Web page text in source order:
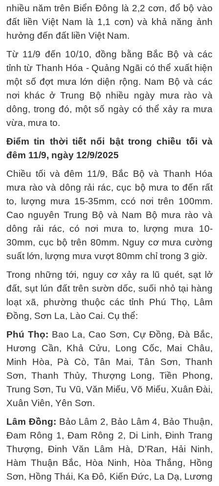
nhiều năm trên Biển Đông là 2,2 cơn, đổ bộ vào
đất liền Việt Nam là 1,1 cơn) và khả năng ảnh
hưởng đến đất liền Việt Nam.
Từ 11/9 đến 10/10, đồng bằng Bắc Bộ và các
tỉnh từ Thanh Hóa - Quảng Ngãi có thể xuất hiện
một số đợt mưa lớn diện rộng. Nam Bộ và các
nơi khác ở Trung Bộ nhiều ngày mưa rào và
dông, trong đó, một số ngày có thể xảy ra mưa
vừa, mưa to.
Điểm tin thời tiết nổi bật trong chiều tối và
đêm 11/9, ngày 12/9/2025
Chiều tối và đêm 11/9, Bắc Bộ và Thanh Hóa
mưa rào và dông rải rác, cục bộ mưa to đến rất
to, lượng mưa 15-35mm, ccó nơi trên 100mm.
Cao nguyên Trung Bộ và Nam Bộ mưa rào và
dông rải rác, có nơi mưa to, lượng mưa 10-
30mm, cục bộ trên 80mm. Nguy cơ mưa cường
suất lớn, lượng mưa vượt 80mm chỉ trong 3 giờ.
Trong những tới, nguy cơ xảy ra lũ quét, sạt lở
đất, sụt lún đất trên sườn dốc, suối nhỏ tại hàng
loạt xã, phường thuộc các tỉnh Phú Thọ, Lâm
Đồng, Sơn La, Lào Cai. Cụ thể:
Phú Thọ: Bao La, Cao Sơn, Cự Đồng, Đà Bắc,
Hương Cần, Khả Cửu, Long Cốc, Mai Châu,
Minh Hòa, Pà Cò, Tân Mai, Tân Sơn, Thanh
Sơn, Thanh Thủy, Thượng Long, Tiền Phong,
Trung Sơn, Tu Vũ, Văn Miếu, Võ Miếu, Xuân Đài,
Xuân Viên, Yên Sơn.
Lâm Đồng: Bảo Lâm 2, Bảo Lâm 4, Bảo Thuận,
Đam Rông 1, Đam Rông 2, Di Linh, Đinh Trang
Thượng, Đinh Văn Lâm Hà, D’Ran, Hải Ninh,
Hàm Thuận Bắc, Hòa Ninh, Hòa Thắng, Hồng
Sơn, Hồng Thái, Ka Đô, Kiến Đức, La Dạ, Lương